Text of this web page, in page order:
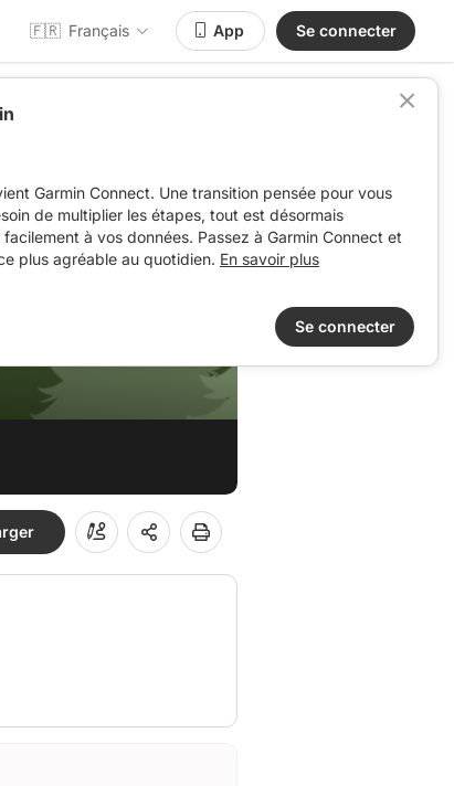
🇫🇷 Français App Se connecter
Garmin Connect. Une transition pensée pour vous
de multiplier les étapes, tout est désormais
à vos données. Passez à Garmin Connect et
plus agréable au quotidien. En savoir plus
Se connecter